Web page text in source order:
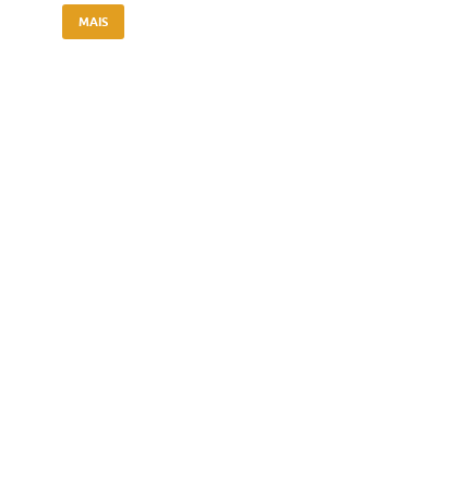
MAIS